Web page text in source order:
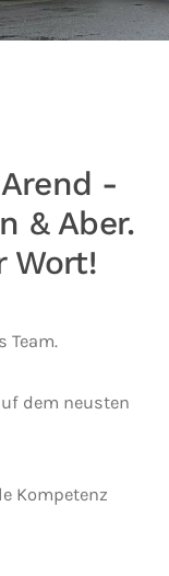
-
& Aber.
Wort!
Team.
dem neusten
Kompetenz